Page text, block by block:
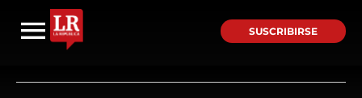
SUSCRIBIRSE